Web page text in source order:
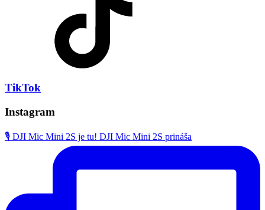
TikTok
Instagram
🎙️ DJI Mic Mini 2S je tu! DJI Mic Mini 2S prináša